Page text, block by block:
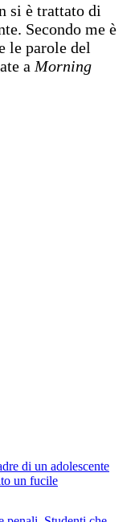
si è trattato di
Secondo me è
le parole del
a Morning
di un adolescente
un fucile